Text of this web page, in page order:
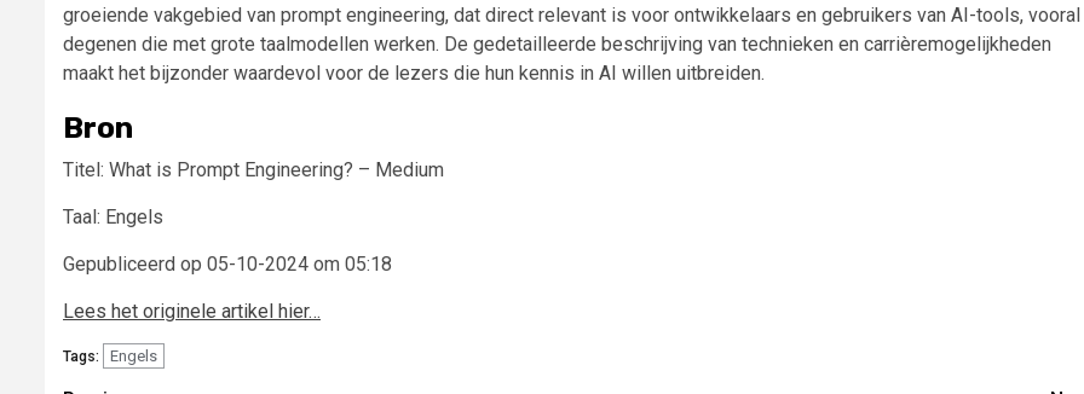
groeiende vakgebied van prompt engineering, dat direct relevant is voor ontwikkelaars en gebruikers van AI-tools, vooral
degenen die met grote taalmodellen werken. De gedetailleerde beschrijving van technieken en carrièremogelijkheden
maakt het bijzonder waardevol voor de lezers die hun kennis in AI willen uitbreiden.
Bron
Titel: What is Prompt Engineering? – Medium
Taal: Engels
Gepubliceerd op 05-10-2024 om 05:18
Lees het originele artikel hier…
Tags: Engels